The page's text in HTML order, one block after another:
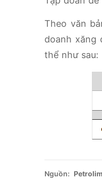
Theo văn
doanh xăng
thể như sau:
Nguồn: